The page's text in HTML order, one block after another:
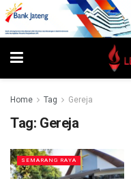
Home Tag Gereja
Tag: Gereja
SEMARANG RAYA